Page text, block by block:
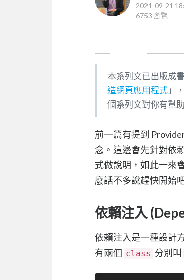
2021-09-21
6753 瀏覽
本系列文已出版成
造網頁應用程式」
個系列文對你有幫
前一篇有提到
念。這邊會先針對依
式做說明，如此一來
廢話不多說趕快開始
依賴注入
依賴注入是一種設計
有兩個 class 分別叫